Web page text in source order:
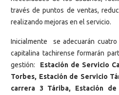
través de puntos de ventas,
realizando mejoras en el servicio.
Inicialmente se adecuarán
capitalina tachirense formarán
gestión: Estación de Servicio
Torbes, Estación de Servicio
carrera 3 Táriba, Estación